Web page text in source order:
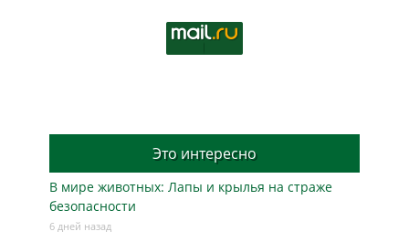
Это интересно
В мире животных: Лапы и крылья на страже
безопасности
6 дней назад